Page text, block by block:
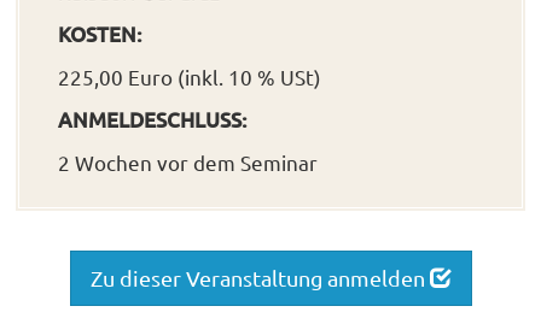
KOSTEN:
225,00 Euro (inkl. 10 % USt)
ANMELDESCHLUSS:
2 Wochen vor dem Seminar
Zu dieser Veranstaltung anmelden